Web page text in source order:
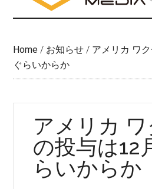
Home / お知らせ / アメリカ ワ
ぐらいからか
アメリカ
の投与は12
らいからか